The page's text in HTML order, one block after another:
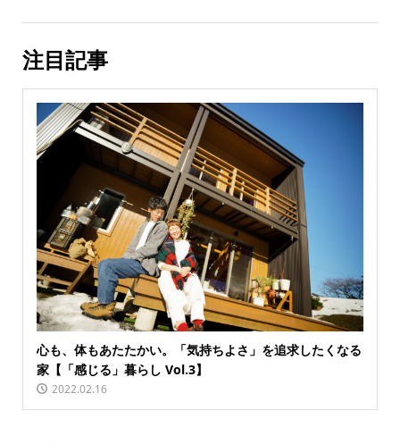
注目記事
心も、体もあたたかい。「気持ちよさ」を追求したくなる
家【「感じる」暮らし Vol.3】
2022.02.16